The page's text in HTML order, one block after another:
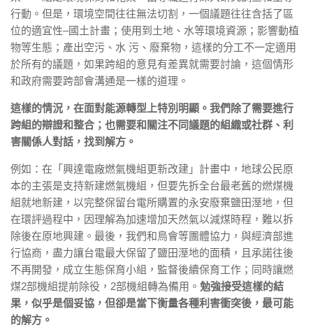
⾏動。但是，環境空間往往無法切割，⼀個議題往往含括了區
位的適宜性–國⼟計畫；使⽤到⼟地、⽔等環境資源；影響動植
物等⽣態；產出空污、⽔ 污、廢棄物，這樣的分⼯不⼀定適⽤
於所有的議題，如果跨組的意⾒有差異就需要討論，這個情形
和政府需要跨部會溝通是⼀樣的道理。
這樣的情況，在⾯對能源轉型上特別明顯。我們除了需要進⾏
跨組的辯證和整合；也需要和關注不同議題的組織或社群、利
害關係⼈對話，找到解⽅。
例如：在「興達電廠燃氣機組更新改建」計畫中，地球公⺠原
本的主張是⽀持新建燃氣機組，但要先拆全台最老舊的燃煤機
組就地新建，以完整保留台電所購置的永安廢棄鹽⽥溼地，但
在環評過程中，因理解為加速增加天然氣以減煤時程，難以拆
除後在原地興建。最後，我們和⿃會等團體協⼒，與經濟部進
⾏協商，盡⼒讓台電最⼤保留了鹽⽥溼地的⾯積，且承諾往後
不再開發，成立⽣態保育⼩組，監督後續保育⼯作；同時讓燃
煤2部機組提前除役，2部機組轉為備⽤。 勉強接受這樣的結
果，似乎是個妥協，但卻是當下衡量各種利害衝突後，最可能
的解⽅。